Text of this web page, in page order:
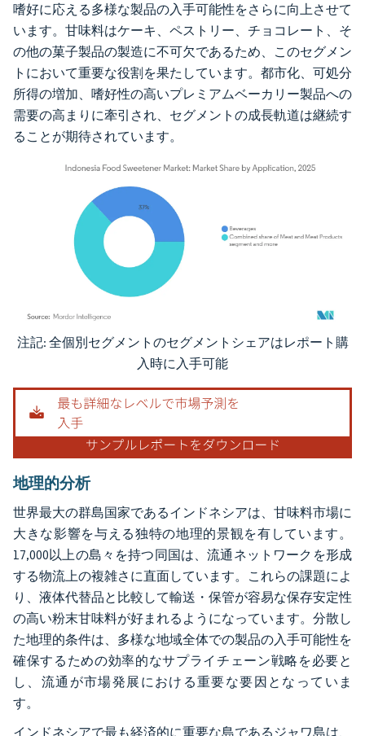
嗜好に応える多様な製品の入手可能性をさらに向上させて
います。甘味料はケーキ、ペストリー、チョコレート、そ
の他の菓子製品の製造に不可欠であるため、このセグメン
トにおいて重要な役割を果たしています。都市化、可処分
所得の増加、嗜好性の高いプレミアムベーカリー製品への
需要の高まりに牽引され、セグメントの成長軌道は継続す
ることが期待されています。
画像 © Mordor Intelligence。再利用にはCC BY 4.0の表示が必要です。
注記: 全個別セグメントのセグメントシェアはレポート購
入時に入手可能
地理的分析
世界最大の群島国家であるインドネシアは、甘味料市場に
大きな影響を与える独特の地理的景観を有しています。
17,000以上の島々を持つ同国は、流通ネットワークを形成
する物流上の複雑さに直面しています。これらの課題によ
り、液体代替品と比較して輸送・保管が容易な保存安定性
の高い粉末甘味料が好まれるようになっています。分散し
た地理的条件は、多様な地域全体での製品の入手可能性を
確保するための効率的なサプライチェーン戦略を必要と
し、流通が市場発展における重要な要因となっていま
す。
インドネシアで最も経済的に重要な島であるジャワ島は、